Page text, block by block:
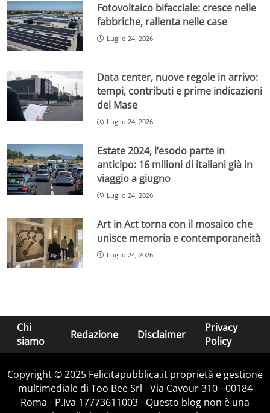
Fotovoltaico bifacciale: cresce nelle
fabbriche, rallenta nelle case
Luglio 24, 2026
Data center, nuove regole in arrivo:
tempi, contributi e prime indicazioni
del Mase
Luglio 24, 2026
Estate 2024, l’esodo parte in
anticipo: 16 milioni di italiani già in
viaggio a giugno
Luglio 24, 2026
Art in Act torna con il mosaico che
unisce memoria e contemporaneità
Luglio 24, 2026
Chi
siamo
Redazione Disclaimer
Privacy
Policy
Copyright © 2025 Felicitapubblica.it proprietà e gestione
multimediale di Too Bee Srl - Via Cavour 310 - 00184
Roma - P.Iva 17773611003 - Questo blog non è una